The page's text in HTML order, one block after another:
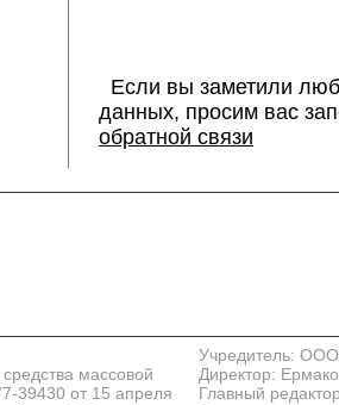
Если вы заметили
данных, просим вас
обратной связи
массовой
от 15 апреля
Учредитель:
Директор:
Главный